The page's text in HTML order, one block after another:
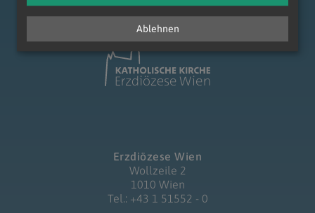
Erzdiözese Wien
Wollzeile 2
1010 Wien
Tel.: +43 1 51552 - 0
Ablehnen